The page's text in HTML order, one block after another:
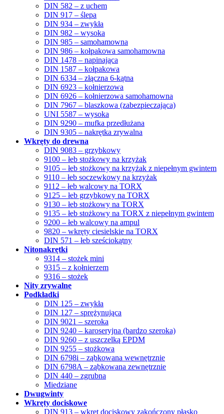
DIN 582 – z uchem
DIN 917 – ślepa
DIN 934 – zwykła
DIN 982 – wysoka
DIN 985 – samohamowna
DIN 986 – kołpakowa samohamowna
DIN 1478 – napinająca
DIN 1587 – kołpakowa
DIN 6334 – złączna 6-kątna
DIN 6923 – kołnierzowa
DIN 6926 – kołnierzowa samohamowna
DIN 7967 – blaszkowa (zabezpieczająca)
UNI 5587 – wysoka
DIN 9290 – mufka przedłużana
DIN 9305 – nakrętka zrywalna
Wkręty do drewna
DIN 9083 – grzybkowy
9100 – łeb stożkowy na krzyżak
9105 – łeb stożkowy na krzyżak z niepełnym gwintem
9110 – łeb soczewkowy na krzyżak
9112 – łeb walcowy na TORX
9125 – łeb grzybkowy na TORX
9130 – łeb stożkowy na TORX
9135 – łeb stożkowy na TORX z niepełnym gwintem
9200 – łeb walcowy na ampul
9820 – wkręty ciesielskie na TORX
DIN 571 – łeb sześciokątny
Nitonakrętki
9314 – stożek mini
9315 – z kołnierzem
9316 – stożek
Nity zrywalne
Podkładki
DIN 125 – zwykła
DIN 127 – sprężynująca
DIN 9021 – szeroka
DIN 9240 – karoseryjna (bardzo szeroka)
DIN 9260 – z uszczelką EPDM
DIN 9255 – stożkowa
DIN 6798i – ząbkowana wewnętrznie
DIN 6798A – ząbkowana zewnętrznie
DIN 440 – zgrubna
Miedziane
Dwugwinty
Wkręty dociskowe
DIN 913 – wkręt dociskowy zakończony płasko